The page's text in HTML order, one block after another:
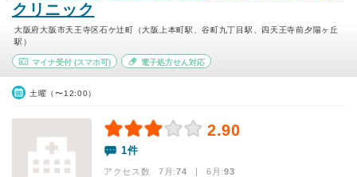
クリニック
大阪府大阪市天王寺区石ケ辻町（大阪上本町駅、谷町九丁目駅、四天王寺前夕陽ヶ丘
駅）
マイナ受付 (スマホ可) 電子処方せん対応
土曜（〜12:00）
2.90
1件
アクセス数 7月:74 | 6月:93